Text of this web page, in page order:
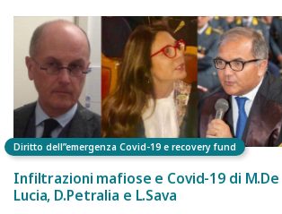
Diritto dell”emergenza Covid-19 e recovery fund
Infiltrazioni mafiose e Covid-19 di M.De
Lucia, D.Petralia e L.Sava